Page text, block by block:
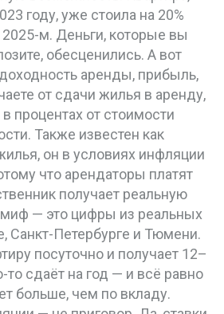
году, уже стоила на 20%
м. Деньги, которые вы
обесценились. А вот
доходность аренды, прибыль,
от сдачи жилья в аренду,
процентах от стоимости
. Также известен как
, он в условиях инфляции
что арендаторы платят
получает реальную
— это цифры из реальных
Санкт-Петербурге и Тюмени.
посуточно и получает 12–
то сдаёт на год — и всё равно
больше, чем по вкладу.